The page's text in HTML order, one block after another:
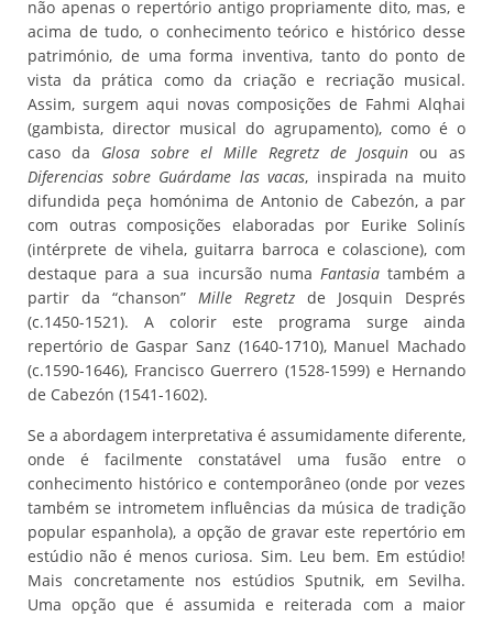
não apenas o repertório antigo propriamente dito, mas, e
acima de tudo, o conhecimento teórico e histórico desse
património, de uma forma inventiva, tanto do ponto de
vista da prática como da criação e recriação musical.
Assim, surgem aqui novas composições de Fahmi Alqhai
(gambista, director musical do agrupamento), como é o
caso da Glosa sobre el Mille Regretz de Josquin ou as
Diferencias sobre Guárdame las vacas, inspirada na muito
difundida peça homónima de Antonio de Cabezón, a par
com outras composições elaboradas por Eurike Solinís
(intérprete de vihela, guitarra barroca e colascione), com
destaque para a sua incursão numa Fantasia também a
partir da “chanson” Mille Regretz de Josquin Després
(c.1450-1521). A colorir este programa surge ainda
repertório de Gaspar Sanz (1640-1710), Manuel Machado
(c.1590-1646), Francisco Guerrero (1528-1599) e Hernando
de Cabezón (1541-1602).
Se a abordagem interpretativa é assumidamente diferente,
onde é facilmente constatável uma fusão entre o
conhecimento histórico e contemporâneo (onde por vezes
também se intrometem influências da música de tradição
popular espanhola), a opção de gravar este repertório em
estúdio não é menos curiosa. Sim. Leu bem. Em estúdio!
Mais concretamente nos estúdios Sputnik, em Sevilha.
Uma opção que é assumida e reiterada com a maior